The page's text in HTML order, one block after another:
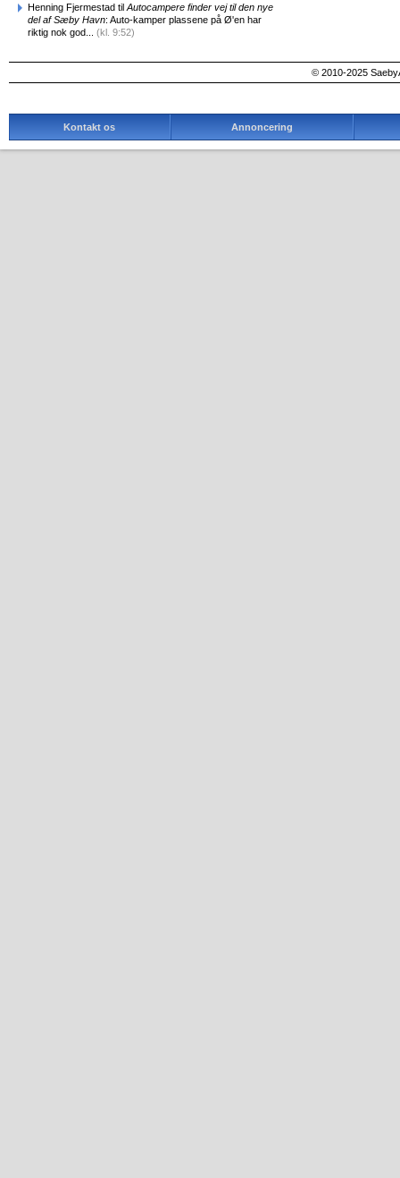
Henning Fjermestad til Autocampere finder vej til den nye
del af Sæby Havn: Auto-kamper plassene på Ø'en har
riktig nok god... (kl. 9:52)
© 2010-2025
Kontakt os Annoncering